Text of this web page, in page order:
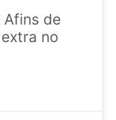
Afins de
no